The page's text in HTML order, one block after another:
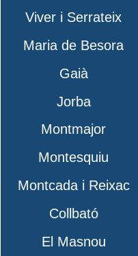
Viver i Serrateix
Maria de Besora
Gaià
Jorba
Montmajor
Montesquiu
Montcada i Reixac
Collbató
El Masnou